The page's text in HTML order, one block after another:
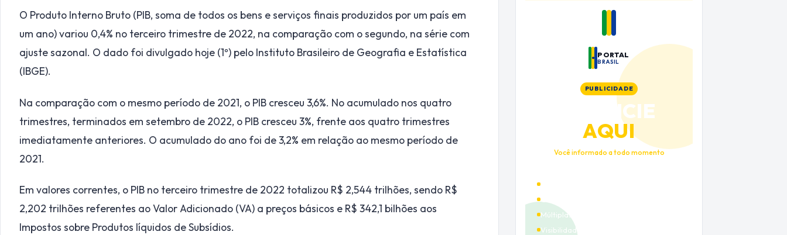
O Produto Interno Bruto (PIB, soma de todos os bens e serviços finais produzidos por um país em
um ano) variou 0,4% no terceiro trimestre de 2022, na comparação com o segundo, na série com
ajuste sazonal. O dado foi divulgado hoje (1º) pelo Instituto Brasileiro de Geografia e Estatística
(IBGE).
Na comparação com o mesmo período de 2021, o PIB cresceu 3,6%. No acumulado nos quatro
trimestres, terminados em setembro de 2022, o PIB cresceu 3%, frente aos quatro trimestres
imediatamente anteriores. O acumulado do ano foi de 3,2% em relação ao mesmo período de
2021.
Em valores correntes, o PIB no terceiro trimestre de 2022 totalizou R$ 2,544 trilhões, sendo R$
2,202 trilhões referentes ao Valor Adicionado (VA) a preços básicos e R$ 342,1 bilhões aos
Impostos sobre Produtos líquidos de Subsídios.
PORTAL
BRASIL
PUBLICIDADE
ANUNCIE
AQUI
Você informado a todo momento
Múltiplas categorias
Visibilidade premium